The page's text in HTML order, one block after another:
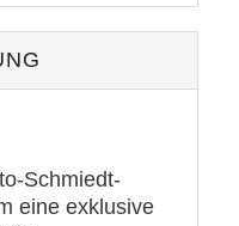
Schmiedt-
eine exklusive